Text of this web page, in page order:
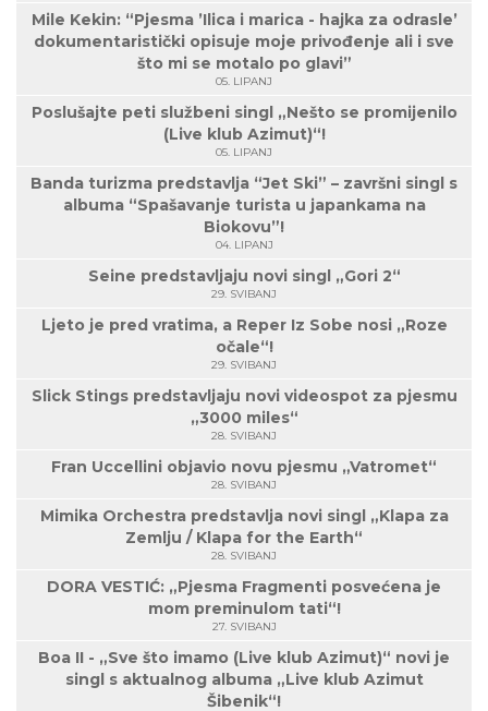
Mile Kekin: “Pjesma ’Ilica i marica - hajka za odrasle’
dokumentaristički opisuje moje privođenje ali i sve
što mi se motalo po glavi”
05. LIPANJ
Poslušajte peti službeni singl „Nešto se promijenilo
(Live klub Azimut)“!
05. LIPANJ
Banda turizma predstavlja “Jet Ski” – završni singl s
albuma “Spašavanje turista u japankama na
Biokovu”!
04. LIPANJ
Seine predstavljaju novi singl „Gori 2“
29. SVIBANJ
Ljeto je pred vratima, a Reper Iz Sobe nosi „Roze
očale“!
29. SVIBANJ
Slick Stings predstavljaju novi videospot za pjesmu
„3000 miles“
28. SVIBANJ
Fran Uccellini objavio novu pjesmu „Vatromet“
28. SVIBANJ
Mimika Orchestra predstavlja novi singl „Klapa za
Zemlju / Klapa for the Earth“
28. SVIBANJ
DORA VESTIĆ: „Pjesma Fragmenti posvećena je
mom preminulom tati“!
27. SVIBANJ
Boa II - „Sve što imamo (Live klub Azimut)“ novi je
singl s aktualnog albuma „Live klub Azimut
Šibenik“!